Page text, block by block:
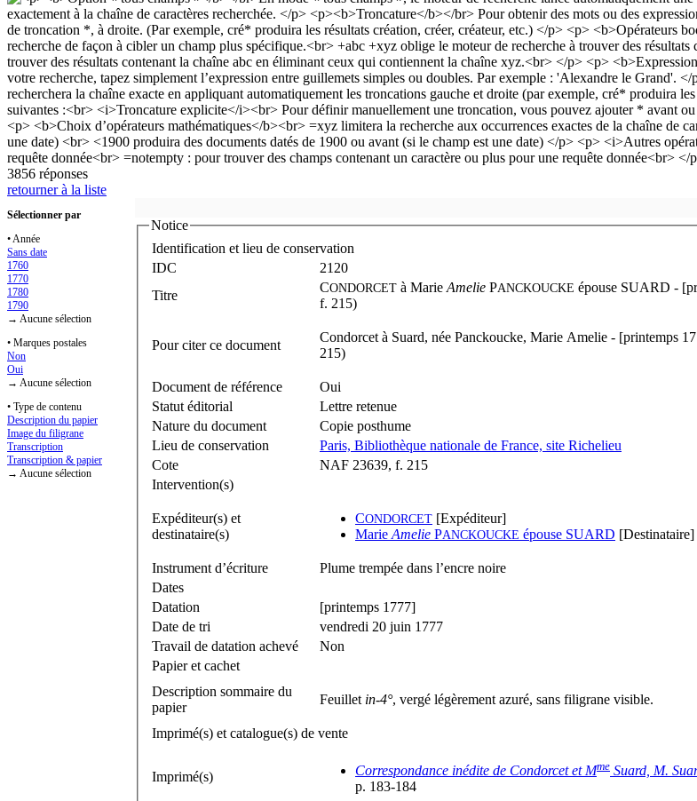
3856 réponses
retourner à la liste
Sélectionner par
• Année
Sans date
1760
1770
1780
1790
→ Aucune sélection
• Marques postales
Non
Oui
→ Aucune sélection
• Type de contenu
Description du papier
Image du filigrane
Transcription
Transcription & papier
→ Aucune sélection
Notice
Identification et lieu de conservation
IDC
2120
Titre
CONDORCET à Marie Amelie PANCKOUCKE épouse SUARD -
f. 215)
Pour citer ce document
Condorcet à Suard, née Panckoucke, Marie Amelie - [printemps
215)
Document de référence
Oui
Statut éditorial
Lettre retenue
Nature du document
Copie posthume
Lieu de conservation
Paris, Bibliothèque nationale de France, site Richelieu
Cote
NAF 23639, f. 215
Intervention(s)
Expéditeur(s) et
destinataire(s)
CONDORCET [Expéditeur]
Marie Amelie PANCKOUCKE épouse SUARD [Destinataire]
Instrument d’écriture
Plume trempée dans l’encre noire
Dates
Datation
[printemps 1777]
Date de tri
vendredi 20 juin 1777
Travail de datation achevé
Non
Papier et cachet
Description sommaire du
papier
Feuillet in-4°, vergé légèrement azuré, sans filigrane visible.
Imprimé(s) et catalogue(s) de vente
Imprimé(s) Correspondance inédite de Condorcet et Mme Suard, M.
p. 183-184